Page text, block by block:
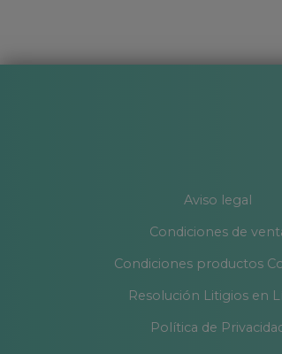
Aviso legal
Condiciones de
Condiciones productos
Resolución Litigios en
Política de